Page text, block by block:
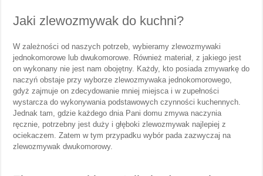
Jaki zlewozmywak do kuchni?
W zależności od naszych potrzeb, wybieramy zlewozmywaki
jednokomorowe lub dwukomorowe. Również materiał, z jakiego jest
on wykonany nie jest nam obojętny. Każdy, kto posiada zmywarkę do
naczyń obstaje przy wyborze zlewozmywaka jednokomorowego,
gdyż zajmuje on zdecydowanie mniej miejsca i w zupełności
wystarcza do wykonywania podstawowych czynności kuchennych.
Jednak tam, gdzie każdego dnia Pani domu zmywa naczynia
ręcznie, potrzebny jest duży i głęboki zlewozmywak najlepiej z
ociekaczem. Zatem w tym przypadku wybór pada zazwyczaj na
zlewozmywak dwukomorowy.